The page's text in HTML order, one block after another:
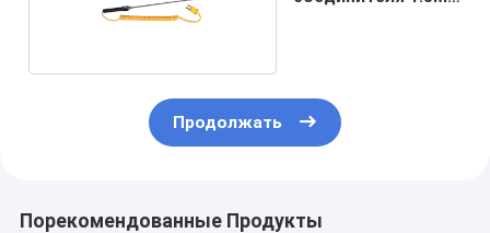
Продолжать
Порекомендованные Продукты